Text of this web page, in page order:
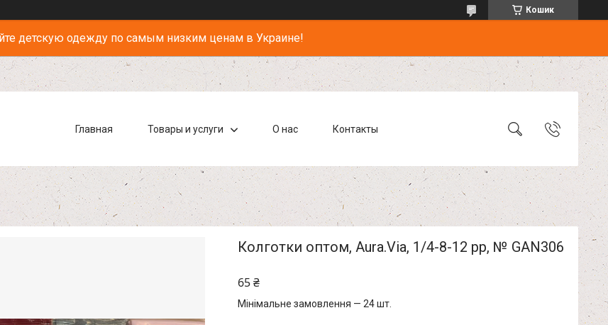
Кошик
детскую одежду по самым низким ценам в Украине!
Главная Товары и услуги О нас Контакты
Колготки оптом, Aura.Via, 1/4-8-12 pp, № GАN306
65 ₴
Мінімальне замовлення — 24 шт.